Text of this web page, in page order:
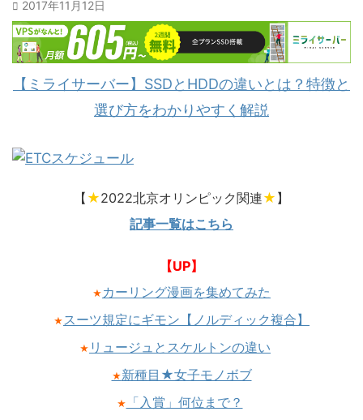
2017年11月12日
【ミライサーバー】SSDとHDDの違いとは？特徴と
選び方をわかりやすく解説
【 ★2022北京オリンピック関連★ 】
記事一覧はこちら
【UP】
★ カーリング漫画を集めてみた
★ スーツ規定にギモン【ノルディック複合】
★ リュージュとスケルトンの違い
★新種目★女子モノボブ
★ 「入賞」何位まで？